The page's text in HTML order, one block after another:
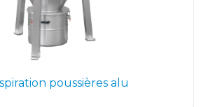
poussières alu